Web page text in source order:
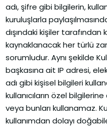
adı, şifre gibi bilgilerin,
kuruluşlarla
dışındaki kişiler tarafından
kaynaklanacak her türlü
sorumludur. Aynı şekilde
başkasına ait IP adresi,
adı gibi kişisel bilgileri
kullanıcıların özel
veya bunları kullanamaz.
kullanımdan dolayı